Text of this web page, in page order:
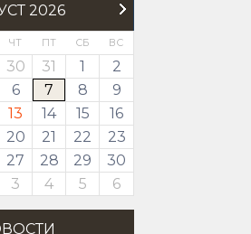
2026
ЧТ ПТ СБ ВС
30 31 1
2
6 7 8
9
13 14 15
16
20 21 22
23
27 28 29
30
3 4 5 6